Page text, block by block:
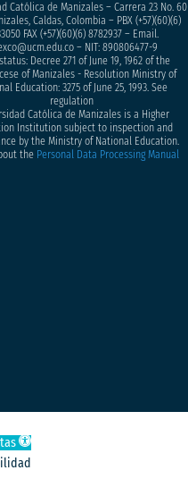
Católica de Manizales – Carrera 23 No. 60
Caldas, Colombia – PBX (+57)(60)(6)
FAX (+57)(60)(6) 8782937 – Email.
– NIT: 890806477-9
Decree 271 of June 19, 1962 of the
of Manizales - Resolution Ministry of
Education: 3275 of June 25, 1993. See
regulation
Católica de Manizales is a Higher
Institution subject to inspection and
by the Ministry of National Education.
the Personal Data Processing Manual